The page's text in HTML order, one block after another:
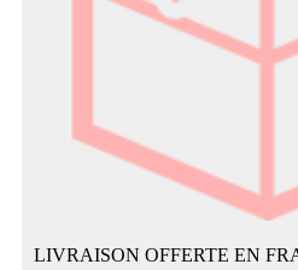
LIVRAISON OFFERTE EN